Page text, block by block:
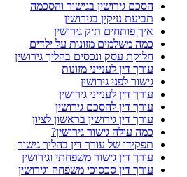
הסכם גירושין בגישור והסכמה
תביעת נזיקין בגירושין
איך פותחים תיק גירושין
כמה משלמים מזונות על ילדים
חלוקת עסק ונכסים בהליך גירושין
עורך דין לענייני מזונות
גישור לפני גירושין
עורך דין לענייני גירושין
עורך דין להסכם גירושין
עורך דין גירושין בראשון לציון
כמה עולה גישור גירושין?
תפקידו של עורך דין בהליך גישור
עורך דין גישור משפחתי וגירושין
עורך דין סכסוכי משפחה וגירושין